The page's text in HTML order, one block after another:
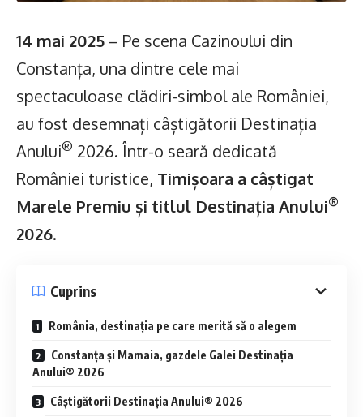
14 mai 2025 – Pe scena Cazinoului din
Constanța, una dintre cele mai
spectaculoase clădiri-simbol ale României,
au fost desemnați câștigătorii Destinația
Anului® 2026. Într-o seară dedicată
României turistice, Timișoara a câștigat
Marele Premiu și titlul Destinația Anului®
2026.
Cuprins
România, destinația pe care merită să o alegem
Constanța și Mamaia, gazdele Galei Destinația
Anului® 2026
Câștigătorii Destinația Anului® 2026